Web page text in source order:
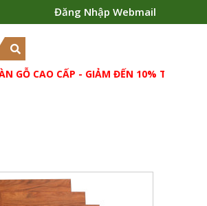
Đăng Nhập Webmail
CAO CẤP - GIẢM ĐẾN 10% THẢM
606 x 105 x 12mm